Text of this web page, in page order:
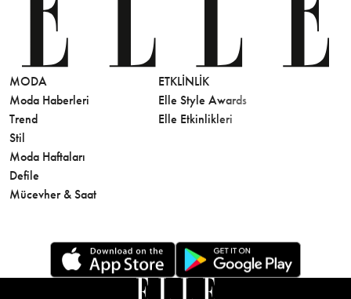
MODA
Moda Haberleri
Trend
Stil
Moda Haftaları
Defile
Mücevher & Saat
ETKLINLIK
Elle Style Awards
Elle Etkinlikleri